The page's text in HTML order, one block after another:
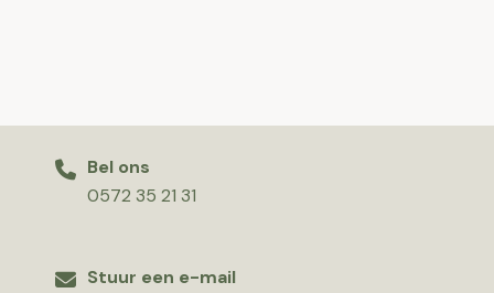
Bel ons
0572 35 21 31
Stuur een e-mail